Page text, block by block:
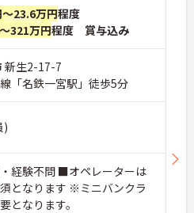
23.6万円程度
321万円程度 賞与込み
新生2-17-7
「名鉄一宮駅」徒歩5分
)
経験不問 ■オペレーターは
となります ※ミニバンクラ
となります。